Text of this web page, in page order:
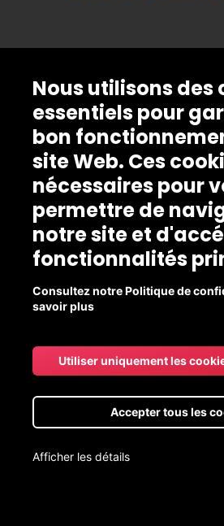
Nous utilisons des
essentiels pour
bon
site Web. Ces
nécessaires pour
permettre de
notre site et
fonctionnalités
Consultez notre Politique de
savoir plus
Utiliser uniquement les
Accepter tous les
Afficher les détails